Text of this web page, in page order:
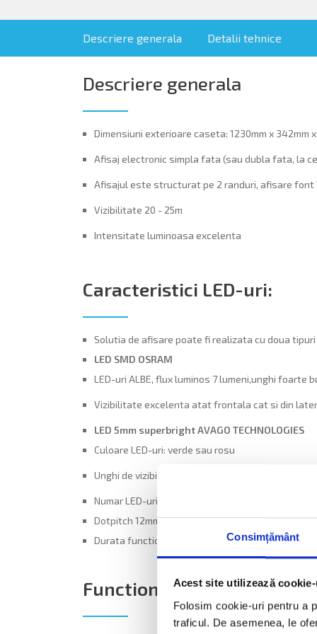
Consimțământ
Acest site utilizează
Folosim cookie-uri pentru a
traficul. De asemenea, le
Descriere generala Detalii tehnice
Descriere generala
Dimensiuni exterioare caseta: 1230mm x 342mm
Afisaj electronic simpla fata (sau dubla fata, la
Afisajul este structurat pe 2 randuri, afisare font
Vizibilitate 20 - 25m
Intensitate luminoasa excelenta
Caracteristici LED-uri:
Solutia de afisare poate fi realizata cu doua tipuri
LED SMD OSRAM
LED-uri ALBE, flux luminos 7 lumeni,unghi foarte
Vizibilitate excelenta atat frontala cat si din
LED 5mm superbright AVAGO TECHNOLOGIES
Culoare LED-uri: verde sau rosu
Unghi de vizibilitate 40 x 100 grade, impact
Numar LED-uri: 2112
Dotpitch 12mm (distanta intre centrele a 2 leduri
Durata functionare: 100 000 ore
Functionalitate afisaj